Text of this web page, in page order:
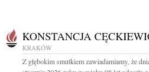
KONSTANCJA
KRAKÓW
Z głębokim smutkiem zawiadamiamy, że